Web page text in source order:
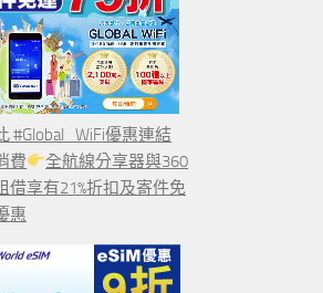
#Global_WiFi優惠連結
費
全航線分享器與360
借享有21%折扣及寄件免
惠